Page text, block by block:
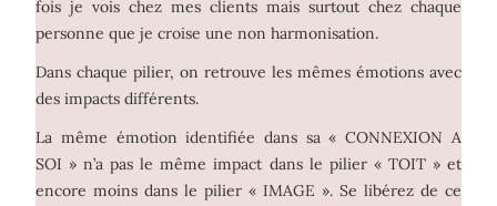
fois je vois chez mes clients mais surtout chez chaque
personne que je croise une non harmonisation.
Dans chaque pilier, on retrouve les mêmes émotions avec
des impacts différents.
La même émotion identifiée dans sa « CONNEXION A
SOI » n’a pas le même impact dans le pilier « TOIT » et
encore moins dans le pilier « IMAGE ». Se libérez de ce